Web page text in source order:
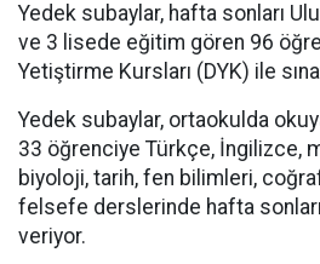
Yedek subaylar, hafta sonları
ve 3 lisede eğitim gören 96
Yetiştirme Kursları (DYK) ile
Yedek subaylar, ortaokulda
33 öğrenciye Türkçe, İngilizce,
biyoloji, tarih, fen bilimleri,
felsefe derslerinde hafta
veriyor.